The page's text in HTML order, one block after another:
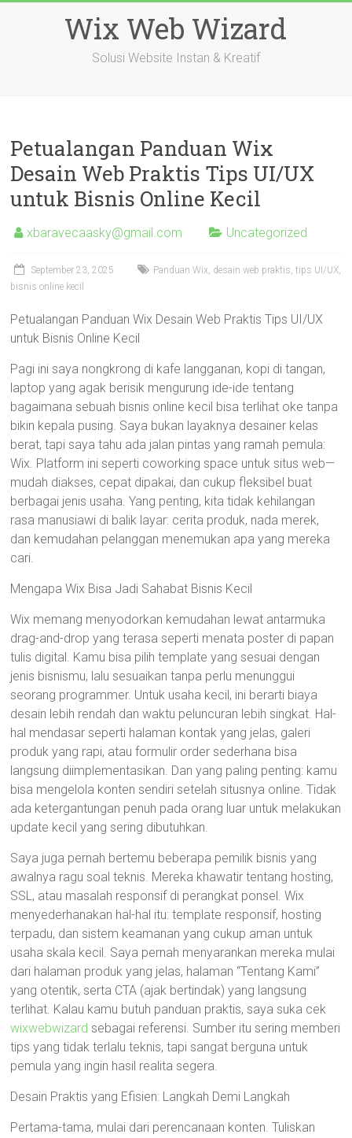
Wix Web Wizard
Solusi Website Instan & Kreatif
Petualangan Panduan Wix
Desain Web Praktis Tips UI/UX
untuk Bisnis Online Kecil
xbaravecaasky@gmail.com Uncategorized
September 23, 2025
Panduan Wix, desain web praktis, tips UI/UX,
bisnis online kecil
Petualangan Panduan Wix Desain Web Praktis Tips UI/UX
untuk Bisnis Online Kecil
Pagi ini saya nongkrong di kafe langganan, kopi di tangan,
laptop yang agak berisik mengurung ide-ide tentang
bagaimana sebuah bisnis online kecil bisa terlihat oke tanpa
bikin kepala pusing. Saya bukan layaknya desainer kelas
berat, tapi saya tahu ada jalan pintas yang ramah pemula:
Wix. Platform ini seperti coworking space untuk situs web—
mudah diakses, cepat dipakai, dan cukup fleksibel buat
berbagai jenis usaha. Yang penting, kita tidak kehilangan
rasa manusiawi di balik layar: cerita produk, nada merek,
dan kemudahan pelanggan menemukan apa yang mereka
cari.
Mengapa Wix Bisa Jadi Sahabat Bisnis Kecil
Wix memang menyodorkan kemudahan lewat antarmuka
drag-and-drop yang terasa seperti menata poster di papan
tulis digital. Kamu bisa pilih template yang sesuai dengan
jenis bisnismu, lalu sesuaikan tanpa perlu menunggui
seorang programmer. Untuk usaha kecil, ini berarti biaya
desain lebih rendah dan waktu peluncuran lebih singkat. Hal-
hal mendasar seperti halaman kontak yang jelas, galeri
produk yang rapi, atau formulir order sederhana bisa
langsung diimplementasikan. Dan yang paling penting: kamu
bisa mengelola konten sendiri setelah situsnya online. Tidak
ada ketergantungan penuh pada orang luar untuk melakukan
update kecil yang sering dibutuhkan.
Saya juga pernah bertemu beberapa pemilik bisnis yang
awalnya ragu soal teknis. Mereka khawatir tentang hosting,
SSL, atau masalah responsif di perangkat ponsel. Wix
menyederhanakan hal-hal itu: template responsif, hosting
terpadu, dan sistem keamanan yang cukup aman untuk
usaha skala kecil. Saya pernah menyarankan mereka mulai
dari halaman produk yang jelas, halaman “Tentang Kami”
yang otentik, serta CTA (ajak bertindak) yang langsung
terlihat. Kalau kamu butuh panduan praktis, saya suka cek
wixwebwizard sebagai referensi. Sumber itu sering memberi
tips yang tidak terlalu teknis, tapi sangat berguna untuk
pemula yang ingin hasil realita segera.
Desain Praktis yang Efisien: Langkah Demi Langkah
Pertama-tama, mulai dari perencanaan konten. Tuliskan